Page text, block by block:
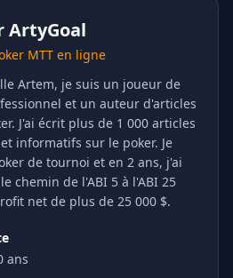
ArtyGoal
MTT en ligne
Artem, je suis un joueur de
et un auteur d'articles
J'ai écrit plus de 1 000 articles
informatifs sur le poker. Je
de tournoi et en 2 ans, j'ai
chemin de l'ABI 5 à l'ABI 25
net de plus de 25 000 $.
ans